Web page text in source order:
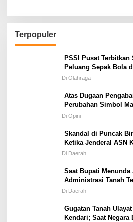
Terpopuler
PSSI Pusat
Peluang Sepak Bola
Porprov Tetap Terbuka
Di Olahraga
Atas Dugaan
Perubahan Simbol
Masyarakat Pulau
Di Opini
Skandal di Puncak
Di Daerah
Saat Bupati Menunda
Administrasi Tanah
Di Daerah
Gugatan Tanah
Kendari; Saat